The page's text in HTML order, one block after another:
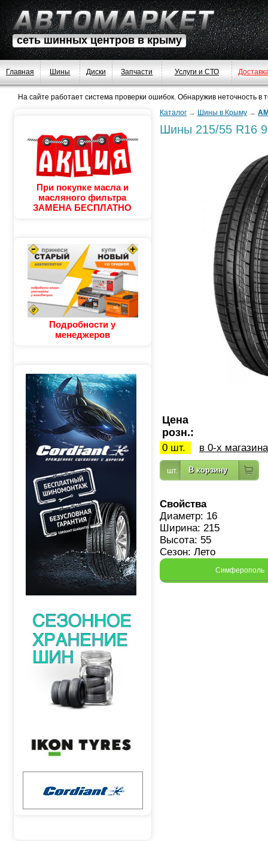
сеть шинных центров в крыму
Главная Шины Диски Запчасти Услуги и СТО
На сайте работает система проверки ошибок. Обнаружив неточность в
При покупке масла и
масляного фильтра
ЗАМЕНА БЕСПЛАТНО
Подробности у
менеджеров
Каталог → Шины в Крыму →
Шины 215/55 R16
Цена
розн.:
0 шт. в 0-х
Свойства
Диаметр: 16
Ширина: 215
Высота: 55
Сезон: Лето
Симферополь